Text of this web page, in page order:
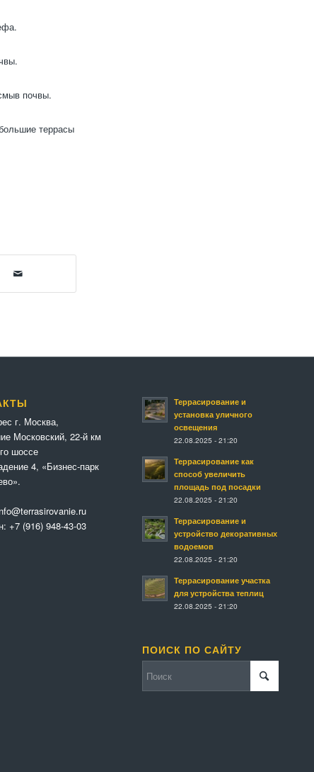
почвы.
террасы
г. Москва,
Московский, 22-й км
шоссе
4, «Бизнес-парк
+7 (916) 948-43-03
Террасирование и
установка уличного
освещения
22.08.2025 - 21:20
Террасирование как
способ увеличить
площадь под посадки
22.08.2025 - 21:20
Террасирование и
устройство декоративных
водоемов
22.08.2025 - 21:20
Террасирование участка
для устройства теплиц
22.08.2025 - 21:20
ПОИСК ПО САЙТУ